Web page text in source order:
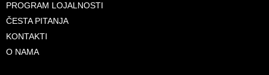
PROGRAM LOJALNOSTI
ČESTA PITANJA
KONTAKTI
O NAMA